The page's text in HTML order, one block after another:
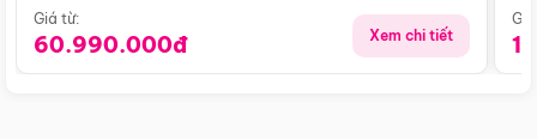
Giá từ:
60.990.000đ Xem chi tiết